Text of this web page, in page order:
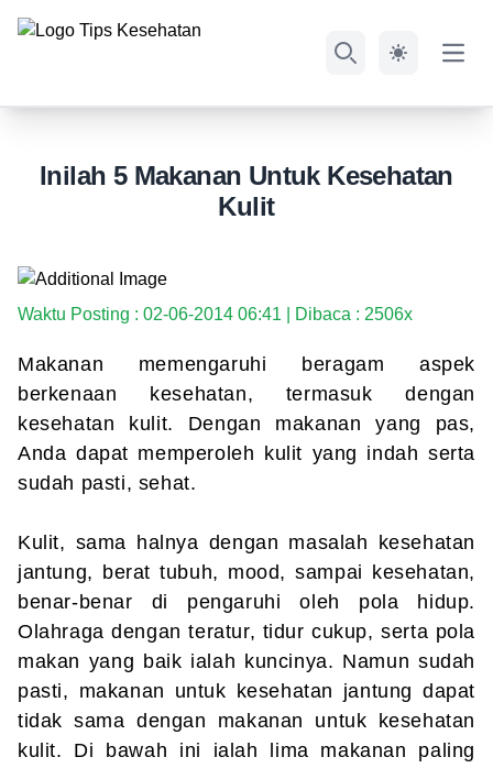
Inilah 5 Makanan Untuk Kesehatan
Kulit
Waktu Posting : 02-06-2014 06:41 | Dibaca : 2506x
Makanan memengaruhi beragam aspek
berkenaan kesehatan, termasuk dengan
kesehatan kulit. Dengan makanan yang pas,
Anda dapat memperoleh kulit yang indah serta
sudah pasti, sehat.
Kulit, sama halnya dengan masalah kesehatan
jantung, berat tubuh, mood, sampai kesehatan,
benar-benar di pengaruhi oleh pola hidup.
Olahraga dengan teratur, tidur cukup, serta pola
makan yang baik ialah kuncinya. Namun sudah
pasti, makanan untuk kesehatan jantung dapat
tidak sama dengan makanan untuk kesehatan
kulit. Di bawah ini ialah lima makanan paling